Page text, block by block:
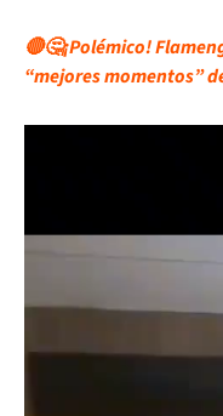
🔴🤔¡Polémico!
“mejores momentos”